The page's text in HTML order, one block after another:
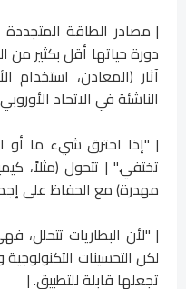
| مصادر الطاقة المتجددة
دورة حياتها أقل بكثير من
آثار (المعادن، استخدام
الناشئة في الاتحاد
| "إذا احترق شيء ما أو
تختفي." | تتحول (مثلاً،
مهدرة) مع الحفاظ على
| "لأن البطاريات تتحلل،
لكن التحسينات
تجعلها قابلة للتطبيق. |